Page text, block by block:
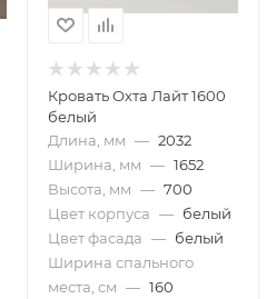
Кровать Охта Лайт 1600
белый
Длина, мм — 2032
Ширина, мм — 1652
Высота, мм — 700
Цвет корпуса — белый
Цвет фасада — белый
Ширина спального
места, см — 160